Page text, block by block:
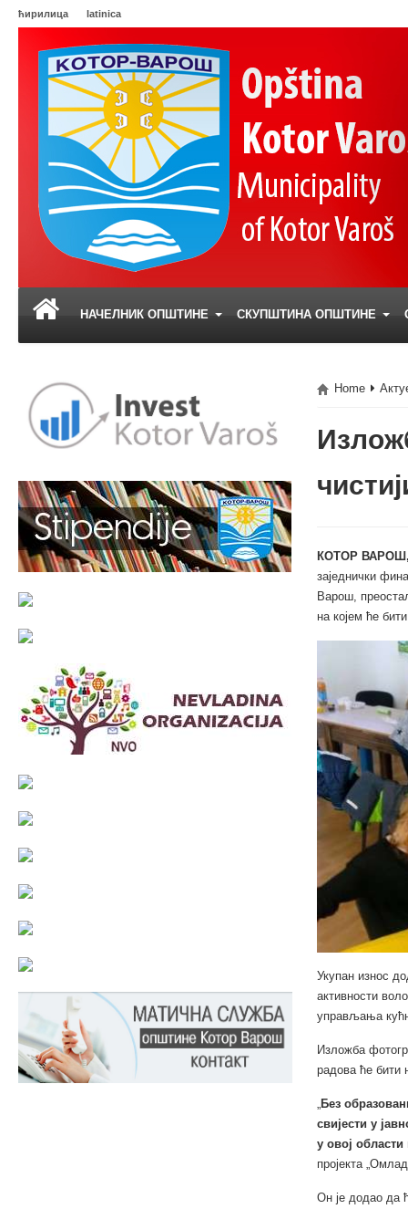
ћирилица latinica
НАЧЕЛНИК ОПШТИНЕ СКУПШТИНА ОПШТИНЕ
Home
КОТОР
заједнички
Варош,
на којем ће
Укупан износ
активности
управљања
Изложба
радова ће бити
Без
свијести у
у овој
пројекта
Он је додао да